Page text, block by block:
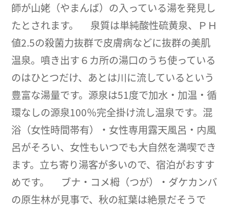
師が山姥（やまんば）の入っている湯を発見し
たとされます。 泉質は単純酸性硫黄泉、ＰＨ
値2.5の殺菌力抜群で皮膚病などに抜群の美肌
温泉。噴き出す６カ所の湯口のうち使っている
のはひとつだけ、あとは川に流しているという
豊富な湯量です。源泉は51度で加水・加温・循
環なしの源泉100％完全掛け流し温泉です。混
浴（女性時間帯有）・女性専用露天風呂・内風
呂がそろい、女性もいつでも大自然を満喫でき
ます。立ち寄り湯客が多いので、宿泊がおすす
めです。 ブナ・コメ栂（つが）・ダケカンバ
の原生林が見事で、秋の紅葉は絶景だそうで